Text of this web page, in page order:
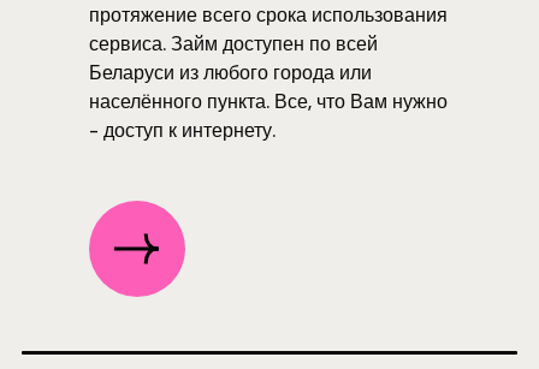
протяжение всего срока использования
сервиса. Займ доступен по всей
Беларуси из любого города или
населённого пункта. Все, что Вам нужно
- доступ к интернету.